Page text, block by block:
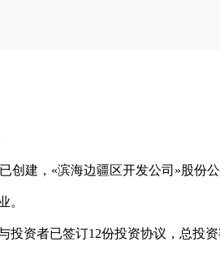
创建，«滨海边疆区开发公司»股份
。
资者已签订12份投资协议，总投